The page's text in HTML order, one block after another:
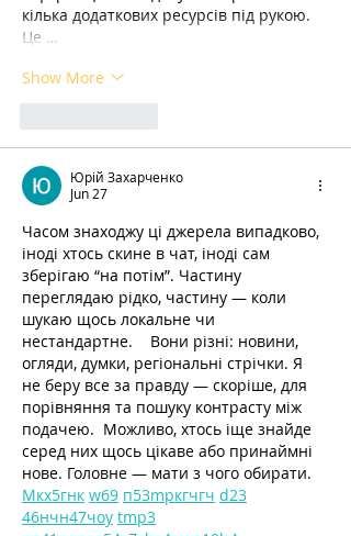
кілька додаткових ресурсів під рукою.
Це …
Show More
Юрій Захарченко
Jun 27
Часом знаходжу ці джерела випадково,
іноді хтось скине в чат, іноді сам
зберігаю “на потім”. Частину
переглядаю рідко, частину — коли
шукаю щось локальне чи
нестандартне.    Вони різні: новини,
огляди, думки, регіональні стрічки. Я
не беру все за правду — скоріше, для
порівняння та пошуку контрасту між
подачею.  Можливо, хтось іще знайде
серед них щось цікаве або принаймні
нове. Головне — мати з чого обирати.
Мкх5гнк w69 п53mpкгчгч d23
46нчн47чоу tmp3